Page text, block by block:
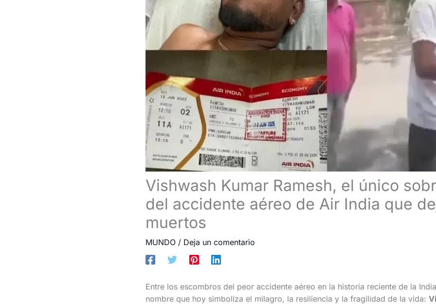
Vishwash Kumar Ramesh, el único
del accidente aéreo de Air India que
muertos
MUNDO/ Deja un comentario
Entre los escombros del peor accidente aéreo en la historia reciente de la
nombre que hoy simboliza el milagro, la resiliencia y la fragilidad de la vida: